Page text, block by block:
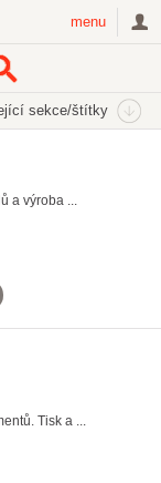
menu
sekce/štítky
a vizitky
a výroba ...
Tisk a ...